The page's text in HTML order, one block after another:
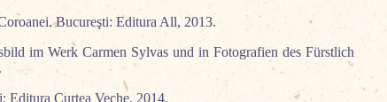
Bucureşti: Editura All, 2013.
im Werk Carmen Sylvas und in Fotografien des Fürstlich
Editura Curtea Veche, 2014.